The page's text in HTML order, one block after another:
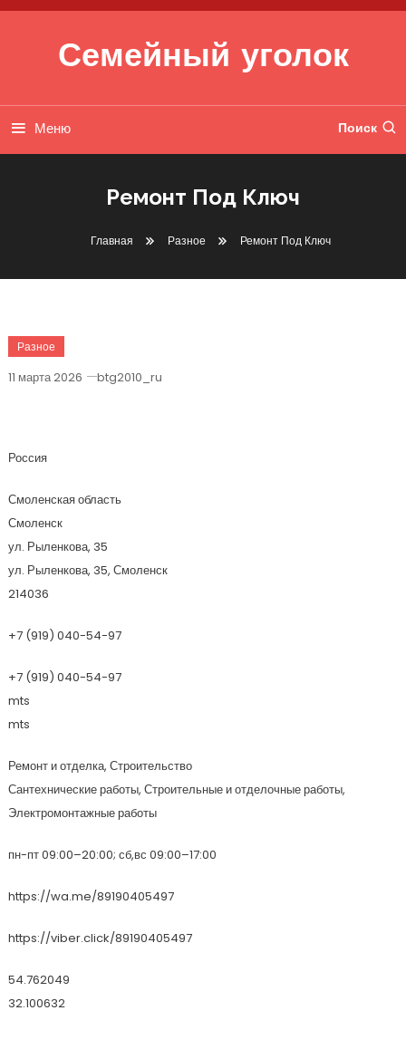
Перейти к содержимому
Семейный уголок
Меню Поиск
Ремонт Под Ключ
Главная Разное Ремонт Под Ключ
Разное
11 марта 2026 btg2010_ru
Россия
Смоленская область
Смоленск
ул. Рыленкова, 35
ул. Рыленкова, 35, Смоленск
214036
+7 (919) 040-54-97
+7 (919) 040-54-97
mts
mts
Ремонт и отделка, Строительство
Сантехнические работы, Строительные и отделочные работы,
Электромонтажные работы
пн-пт 09:00–20:00; сб,вс 09:00–17:00
https://wa.me/89190405497
https://viber.click/89190405497
54.762049
32.100632